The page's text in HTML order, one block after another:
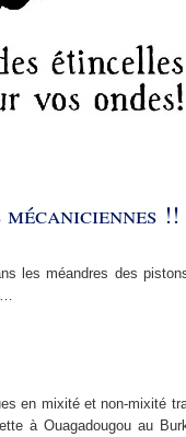
!!
les méandres des
en mixité et non-mixité
à Ouagadougou au